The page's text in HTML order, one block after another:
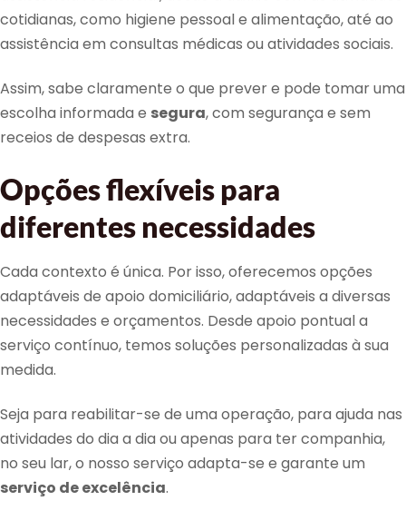
cotidianas, como higiene pessoal e alimentação, até ao
assistência em consultas médicas ou atividades sociais.
Assim, sabe claramente o que prever e pode tomar uma
escolha informada e segura, com segurança e sem
receios de despesas extra.
Opções flexíveis para
diferentes necessidades
Cada contexto é única. Por isso, oferecemos opções
adaptáveis de apoio domiciliário, adaptáveis a diversas
necessidades e orçamentos. Desde apoio pontual a
serviço contínuo, temos soluções personalizadas à sua
medida.
Seja para reabilitar-se de uma operação, para ajuda nas
atividades do dia a dia ou apenas para ter companhia,
no seu lar, o nosso serviço adapta-se e garante um
serviço de excelência.